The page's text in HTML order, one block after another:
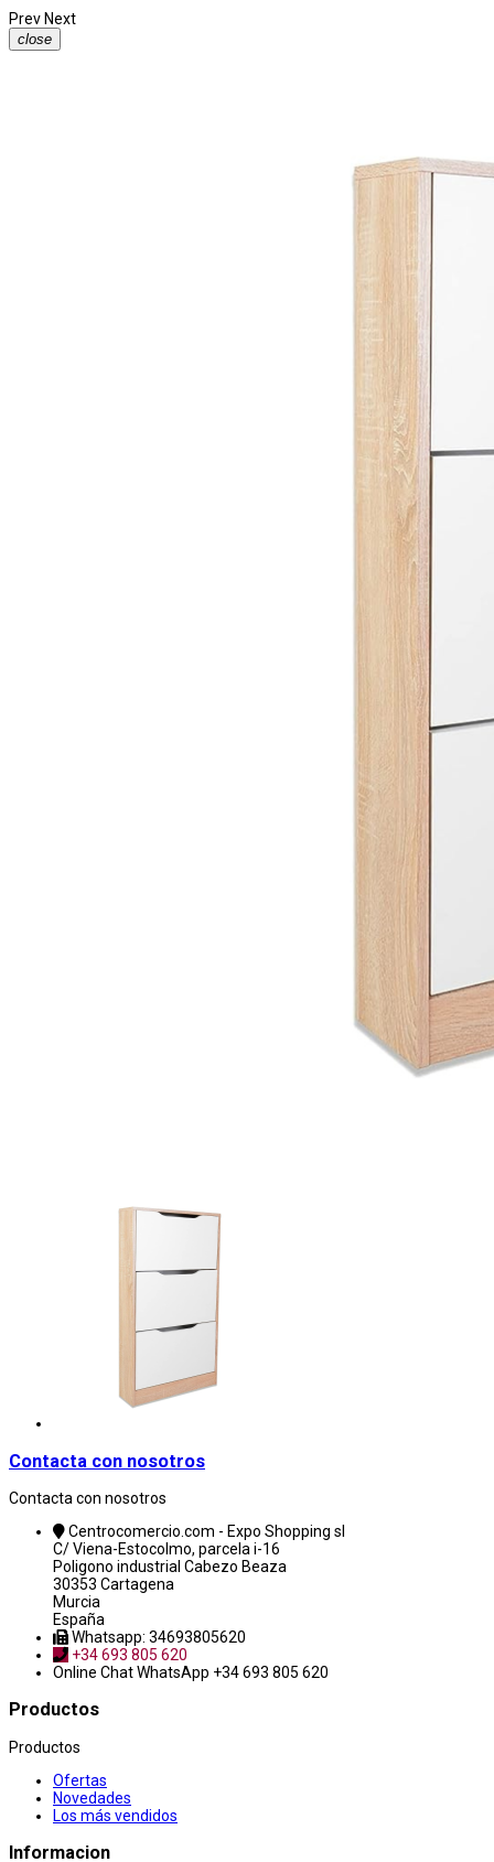
Prev Next
close
Contacta con nosotros
Contacta con nosotros
Centrocomercio.com - Expo Shopping sl
C/ Viena-Estocolmo, parcela i-16
Poligono industrial Cabezo Beaza
30353 Cartagena
Murcia
España
Whatsapp: 34693805620
+34 693 805 620
Online ChatWhatsApp +34 693 805 620
Productos
Productos
Ofertas
Novedades
Los más vendidos
Informacion